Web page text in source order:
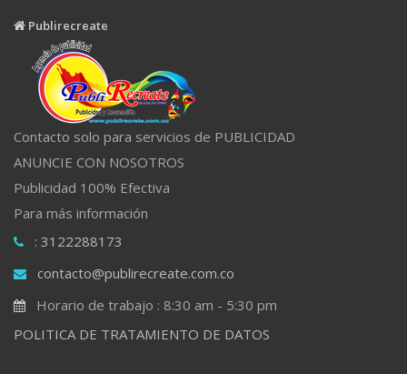
Publirecreate
Contacto solo para servicios de PUBLICIDAD
ANUNCIE CON NOSOTROS
Publicidad 100% Efectiva
Para más información
: 3122288173
contacto@publirecreate.com.co
Horario de trabajo : 8:30 am - 5:30 pm
POLITICA DE TRATAMIENTO DE DATOS